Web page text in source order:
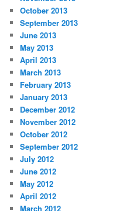
October 2013
September 2013
June 2013
May 2013
April 2013
March 2013
February 2013
January 2013
December 2012
November 2012
October 2012
September 2012
July 2012
June 2012
May 2012
April 2012
March 2012